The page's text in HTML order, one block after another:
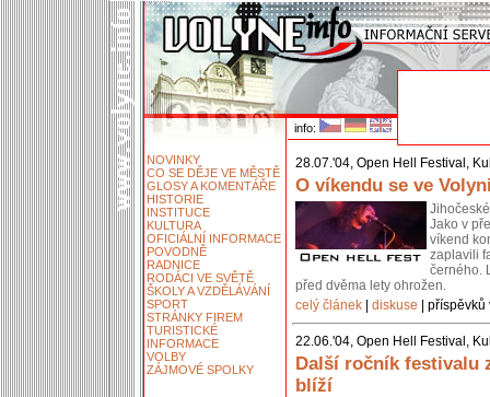
info:
NOVINKY
CO SE DĚJE VE MĚSTĚ
GLOSY A KOMENTÁŘE
HISTORIE
INSTITUCE
KULTURA
OFICIÁLNÍ INFORMACE
POVODNĚ
RADNICE
RODÁCI VE SVĚTĚ
ŠKOLY A VZDĚLÁVÁNÍ
SPORT
STRÁNKY FIREM
TURISTICKÉ
INFORMACE
VOLBY
ZÁJMOVÉ SPOLKY
28.07.'04, Open Hell Festival,
O víkendu se ve
Jako v
víkend
zaplavili
černého.
před dvěma lety ohrožen.
celý článek
diskuse |
22.06.'04, Open Hell Festival,
Další ročník festivalu
blíží